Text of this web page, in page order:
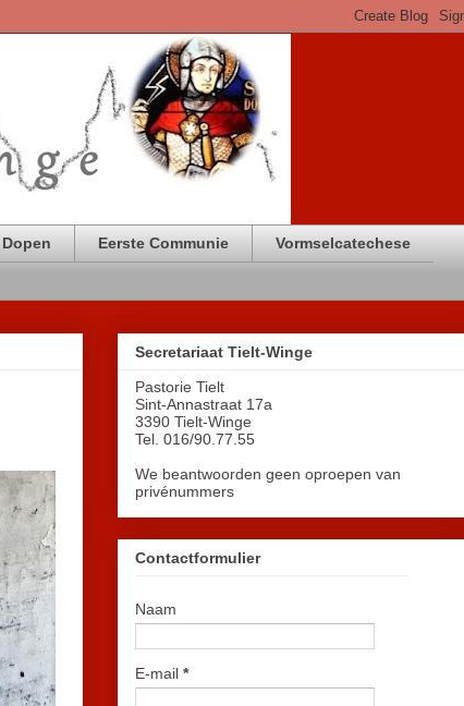
Dopen Eerste Communie Vormselcatechese
Secretariaat Tielt-Winge
Pastorie Tielt
Sint-Annastraat 17a
3390 Tielt-Winge
Tel. 016/90.77.55
We beantwoorden geen oproepen van
privénummers
Contactformulier
Naam
E-mail *